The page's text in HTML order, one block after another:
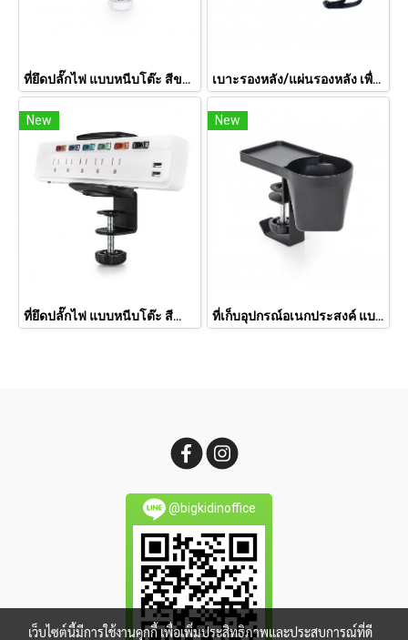
ที่ยึดปลั๊กไฟ แบบหนีบโต๊ะ สีขาว PH-1010W เบาะรองหลัง/แผ่นรองหลัง เพื่อสุขภาพ BS001
New
ที่ยึดปลั๊กไฟ แบบหนีบโต๊ะ สีดำ PH-1010
New
ที่เก็บอุปกรณ์อเนกประสงค์ แบบหนีบโต๊ะ DO-2010
@bigkidinoffice
เว็บไซต์นี้มีการใช้งานคุกกี้ เพื่อเพิ่มประสิทธิภาพและประสบการณ์ที่ดี